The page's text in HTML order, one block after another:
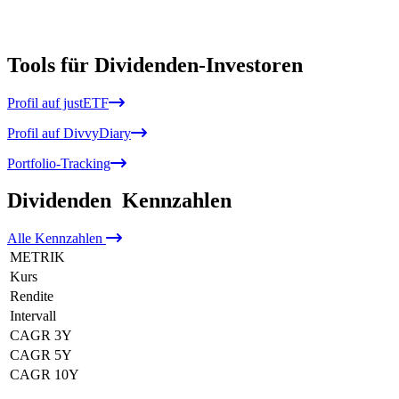
Tools für Dividenden-Investoren
Profil auf justETF
Profil auf DivvyDiary
Portfolio-Tracking
Dividenden Kennzahlen
Alle Kennzahlen
METRIK
Kurs
Rendite
Intervall
CAGR 3Y
CAGR 5Y
CAGR 10Y